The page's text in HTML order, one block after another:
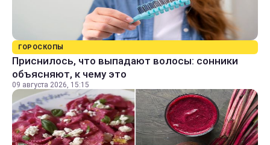
ГОРОСКОПЫ
Приснилось, что выпадают волосы: сонники
объясняют, к чему это
09 августа 2026, 15:15